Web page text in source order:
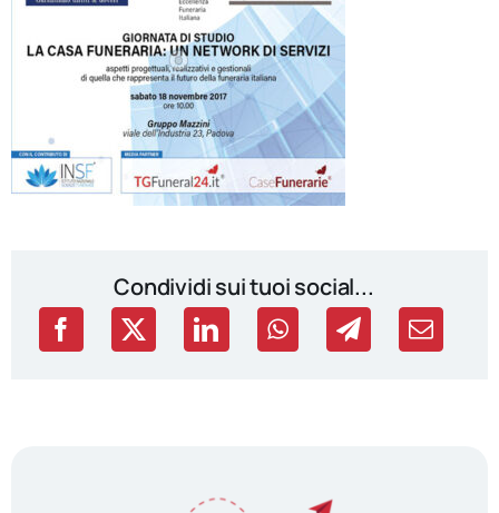
Condividi sui tuoi social...